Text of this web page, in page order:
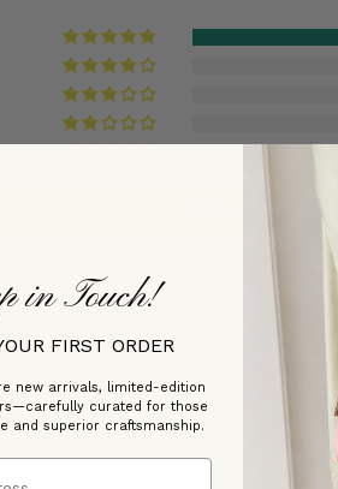
in Touch!
FIRST ORDER
new arrivals, limited-edition
curated for those
and superior craftsmanship.